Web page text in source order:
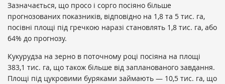
Зазначається, що просо і сорго посіяно більше
прогнозованих показників, відповідно на 1,8 та 5 тис. га,
посівні площі під гречкою наразі становлять 1,8 тис. га, або
64% до прогнозу.
Кукурудза на зерно в поточному році посіяна на площі
383,1 тис. га, що також більше від запланованого завдання.
Площі під цукровими буряками займають — 10,5 тис. га, що